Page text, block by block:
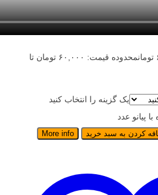
تومان
محدوده قیمت: ۶۰,۰۰۰ تومان تا
یک گزینه را انتخاب کنید
پیانو عدد
کردن به سبد خرید More info